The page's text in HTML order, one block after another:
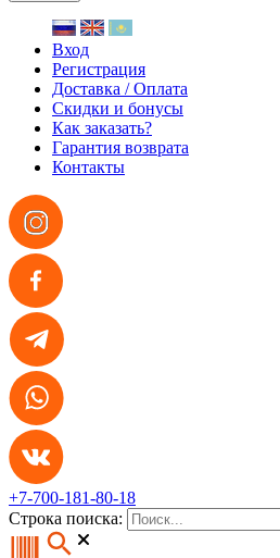
Вход
Регистрация
Доставка / Оплата
Скидки и бонусы
Как заказать?
Гарантия возврата
Контакты
+7-700-181-80-18
Строка поиска: